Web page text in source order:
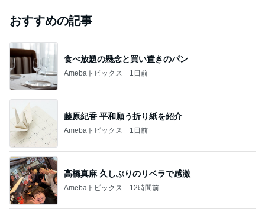
おすすめの記事
食べ放題の懸念と買い置きのパン
Amebaトピックス 1日前
藤原紀香 平和願う折り紙を紹介
Amebaトピックス 1日前
高橋真麻 久しぶりのリベラで感激
Amebaトピックス 12時間前